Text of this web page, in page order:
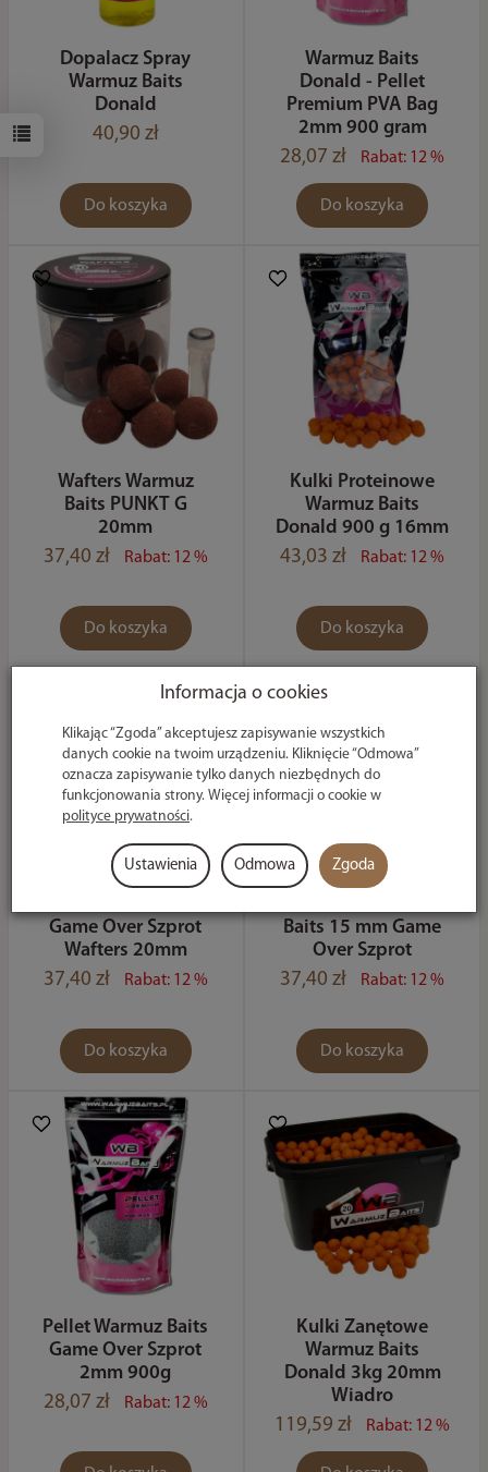
Dopalacz Spray
Warmuz Baits
Donald
40,90 zł
Do koszyka
Warmuz Baits
Donald - Pellet
Premium PVA Bag
2mm 900 gram
28,07 zł
Rabat: 12 %
Do koszyka
Wafters Warmuz
Baits PUNKT G
20mm
37,40 zł
Rabat: 12 %
Do koszyka
Kulki Proteinowe
Warmuz Baits
Donald 900 g 16mm
43,03 zł
Rabat: 12 %
Do koszyka
Game Over Szprot
Wafters 20mm
37,40 zł
Rabat: 12 %
Do koszyka
Baits 15 mm Game
Over Szprot
37,40 zł
Rabat: 12 %
Do koszyka
Pellet Warmuz Baits
Game Over Szprot
2mm 900g
28,07 zł
Rabat: 12 %
Kulki Zanętowe
Warmuz Baits
Donald 3kg 20mm
Wiadro
119,59 zł
Rabat: 12 %
Informacja o cookies
Klikając “Zgoda” akceptujesz zapisywanie wszystkich
danych cookie na twoim urządzeniu. Kliknięcie “Odmowa”
oznacza zapisywanie tylko danych niezbędnych do
funkcjonowania strony. Więcej informacji o cookie w
polityce prywatności.
Ustawienia Odmowa Zgoda